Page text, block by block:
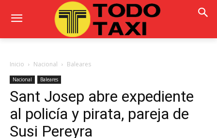
Inicio Nacional Baleares
Nacional Baleares
Sant Josep abre expediente
al policía y pirata, pareja de
Susi Pereyra